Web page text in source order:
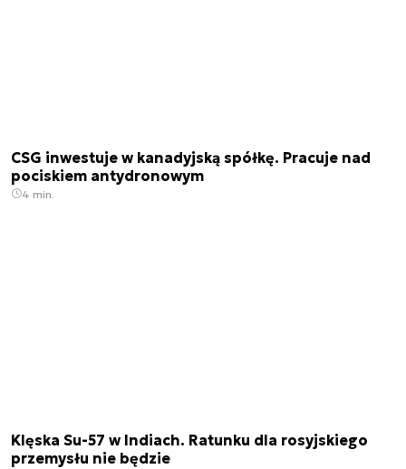
CSG inwestuje w kanadyjską spółkę. Pracuje nad
pociskiem antydronowym
4 min.
Klęska Su-57 w Indiach. Ratunku dla rosyjskiego
przemysłu nie będzie